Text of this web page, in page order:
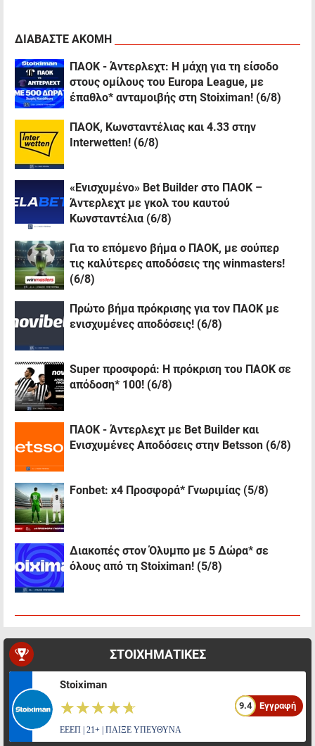
ΔΙΑΒΑΣΤΕ ΑΚΟΜΗ
ΠΑΟΚ - Άντερλεχτ: Η μάχη για τη είσοδο
στους ομίλους του Europa League, με
έπαθλο* ανταμοιβής στη Stoiximan! (6/8)
ΠΑΟΚ, Κωνσταντέλιας και 4.33 στην
Interwetten! (6/8)
«Ενισχυμένο» Bet Builder στο ΠΑΟΚ –
Άντερλεχτ με γκολ του καυτού
Κωνσταντέλια (6/8)
Για το επόμενο βήμα ο ΠΑΟΚ, με σούπερ
τις καλύτερες αποδόσεις της winmasters!
(6/8)
Πρώτο βήμα πρόκρισης για τον ΠΑΟΚ με
ενισχυμένες αποδόσεις! (6/8)
Super προσφορά: Η πρόκριση του ΠΑΟΚ σε
απόδοση* 100! (6/8)
ΠΑΟΚ - Άντερλεχτ με Bet Builder και
Ενισχυμένες Αποδόσεις στην Betsson (6/8)
Fonbet: x4 Προσφορά* Γνωριμίας (5/8)
Διακοπές στον Όλυμπο με 5 Δώρα* σε
όλους από τη Stoiximan! (5/8)
ΣΤΟΙΧΗΜΑΤΙΚΕΣ
Stoiximan
☆☆☆☆☆
★★★★★ 9.4 Εγγραφή
ΕΕΕΠ | 21+ | ΠΑΙΞΕ ΥΠΕΥΘΥΝΑ